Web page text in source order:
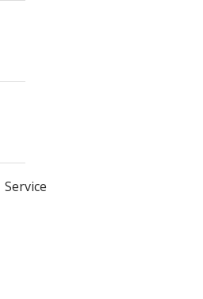
Service